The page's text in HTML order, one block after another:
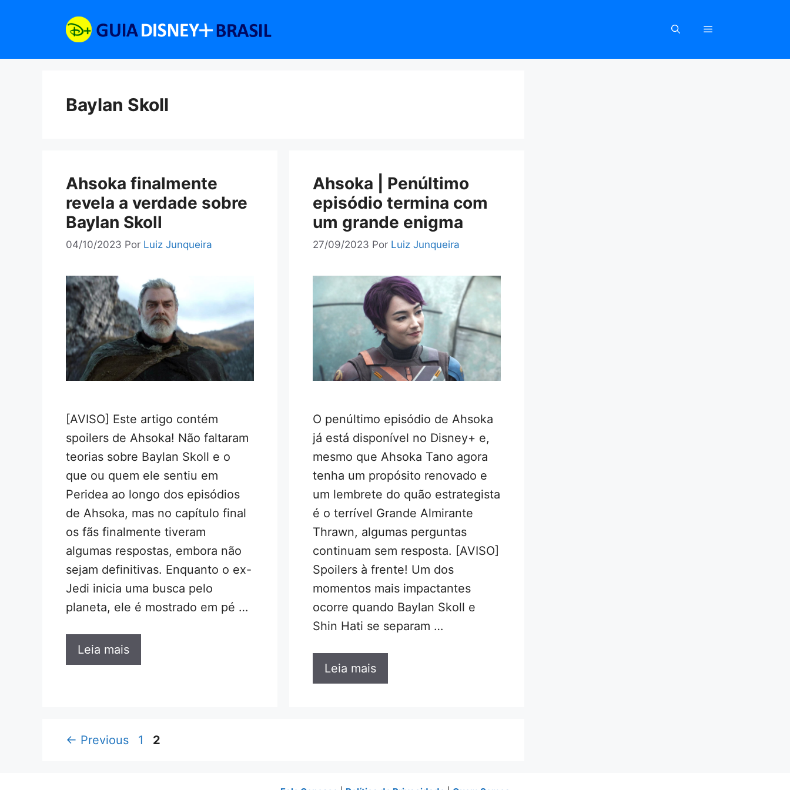
Baylan Skoll
Ahsoka finalmente
revela a verdade sobre
Baylan Skoll
04/10/2023 Por Luiz Junqueira
[AVISO] Este artigo contém
spoilers de Ahsoka! Não faltaram
teorias sobre Baylan Skoll e o
que ou quem ele sentiu em
Peridea ao longo dos episódios
de Ahsoka, mas no capítulo final
os fãs finalmente tiveram
algumas respostas, embora não
sejam definitivas. Enquanto o ex-
Jedi inicia uma busca pelo
planeta, ele é mostrado em pé …
Leia mais
Ahsoka | Penúltimo
episódio termina com
um grande enigma
27/09/2023 Por Luiz Junqueira
O penúltimo episódio de Ahsoka
já está disponível no Disney+ e,
mesmo que Ahsoka Tano agora
tenha um propósito renovado e
um lembrete do quão estrategista
é o terrível Grande Almirante
Thrawn, algumas perguntas
continuam sem resposta. [AVISO]
Spoilers à frente! Um dos
momentos mais impactantes
ocorre quando Baylan Skoll e
Shin Hati se separam …
Leia mais
← Previous Page
1 Page
2